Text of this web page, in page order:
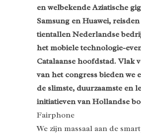
en welbekende Aziatische
Samsung en Huawei,
tientallen Nederlandse
het mobiele technologie-
Catalaanse hoofdstad. Vlak
van het congress bieden we
de slimste, duurzaamste en
initiatieven van Hollandse
Fairphone
We zijn massaal aan de